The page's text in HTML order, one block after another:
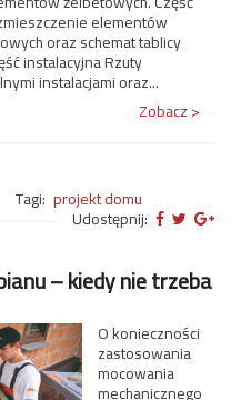
elementów
oraz schemat tablicy
instalacyjna Rzuty
instalacjami oraz...
Zobacz >
Tagi: projekt domu
Udostępnij:
– kiedy nie trzeba
O konieczności
zastosowania
mocowania
mechanicznego